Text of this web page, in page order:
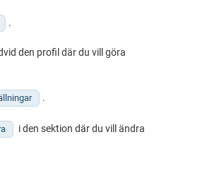
.
den profil där du vill göra
.
i den sektion där du vill ändra